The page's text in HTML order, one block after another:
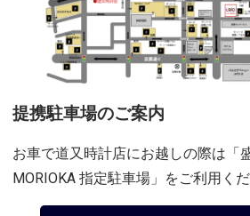
提携駐車場のご案内
お車で道又時計店にお越しの際は「
MORIOKA 指定駐車場」をご利用くだ